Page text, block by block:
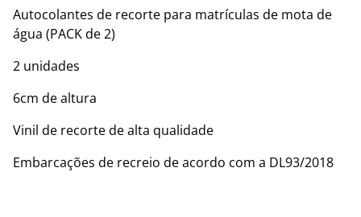
Autocolantes de recorte para matrículas de mota de
água (PACK de 2)
2 unidades
6cm de altura
Vinil de recorte de alta qualidade
Embarcações de recreio de acordo com a DL93/2018